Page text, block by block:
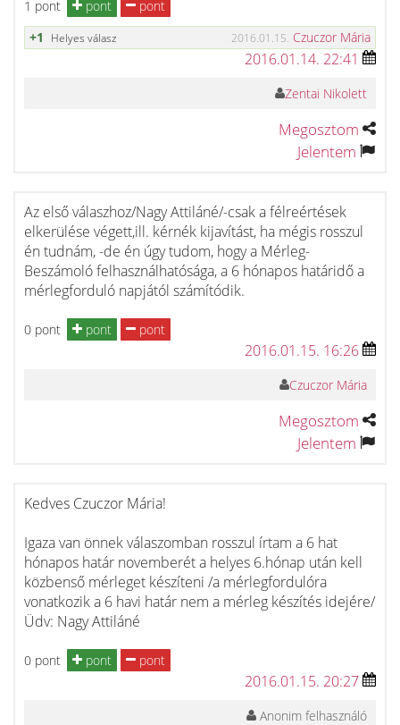
1 pont pont
pont
+1
Helyes válasz 2016.01.15. Czuczor Mária
2016.01.14. 22:41
Zentai Nikolett
Megosztom
Jelentem
Az első válaszhoz/Nagy Attiláné/-csak a félreértések
elkerülése végett,ill. kérnék kijavítást, ha mégis rosszul
én tudnám, -de én úgy tudom, hogy a Mérleg-
Beszámoló felhasználhatósága, a 6 hónapos határidő a
mérlegforduló napjától számítódik.
0 pont pont pont
2016.01.15. 16:26
Czuczor Mária
Megosztom
Jelentem
Kedves Czuczor Mária!
Igaza van önnek válaszomban rosszul írtam a 6 hat
hónapos határ novemberét a helyes 6.hónap után kell
közbenső mérleget készíteni /a mérlegfordulóra
vonatkozik a 6 havi határ nem a mérleg készítés idejére/
Üdv: Nagy Attiláné
0 pont pont pont
2016.01.15. 20:27
Anonim felhasználó